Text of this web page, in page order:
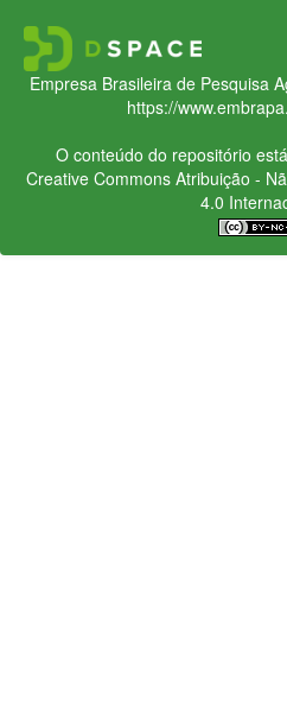
Empresa Brasileira de Pesquisa
https://
O conteúdo do repositório
Creative CommonsAtribuição -
4.0